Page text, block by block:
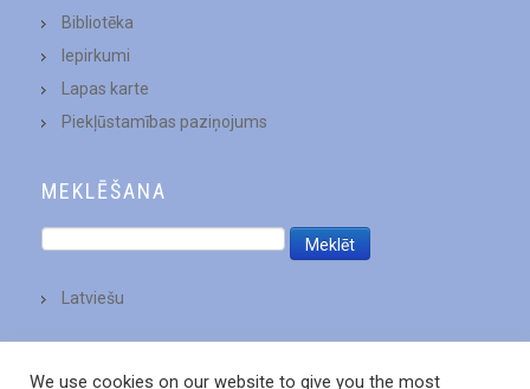
Bibliotēka
Iepirkumi
Lapas karte
Piekļūstamības paziņojums
MEKLĒŠANA
Latviešu
We use cookies on our website to give you the most